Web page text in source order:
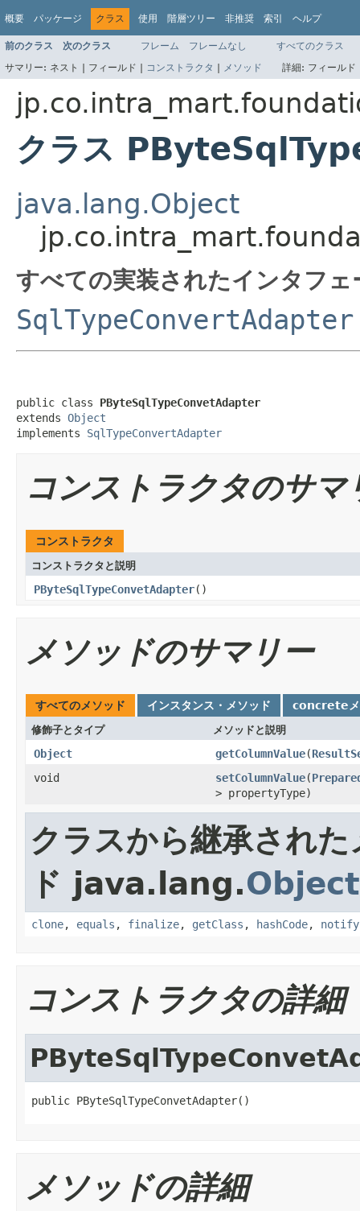
概要 パッケージ クラス 使用 階層ツリー 非推奨 索引 ヘルプ
前のクラス 次のクラス フレーム フレームなし
すべてのクラス
サマリー: ネスト | フィールド | コンストラクタ | メソッド 詳細: フィール
クラス
java.lang.Object
すべての実装されたインタフ
SqlTypeConvertAdapter
public class PByteSqlTypeConvetAdapter
extends Object
implements SqlTypeConvertAdapter
コンストラクタのサマ
コンストラクタ
コンストラクタと説明
PByteSqlTypeConvetAdapter()
メソッドのサマリー
すべてのメソッド インスタンス・メソッド concreteメ
修飾子とタイプ メソッドと説明
Object getColumnValue(
void
setColumnValue(
> propertyType)
クラスから継承された
ド java.lang.Object
clone, equals , finalize, getClass , hashCode, notify
コンストラクタの詳細
public PByteSqlTypeConvetAdapter()
メソッドの詳細